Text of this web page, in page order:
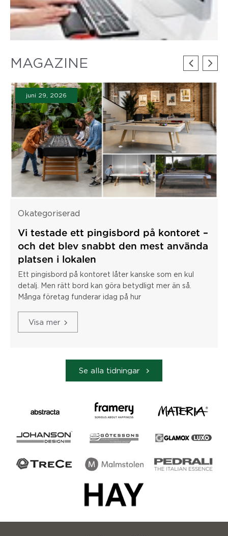
MAGAZINE
juni 29, 2026
Okategoriserad
Vi testade ett pingisbord på kontoret –
och det blev snabbt den mest använda
platsen i lokalen
Ett pingisbord på kontoret låter kanske som en kul
detalj. Men rätt bord kan göra betydligt mer än så.
Många företag funderar idag på hur
Visa mer
Se alla tidningar